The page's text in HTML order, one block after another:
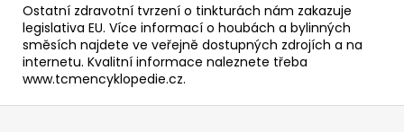
Ostatní zdravotní tvrzení o tinkturách nám zakazuje
legislativa EU. Více informací o houbách a bylinných
směsích najdete ve veřejně dostupných zdrojích a na
internetu. Kvalitní informace naleznete třeba
www.tcmencyklopedie.cz.
Z